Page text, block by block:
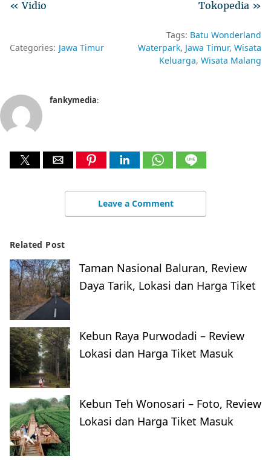
Tokopedia »
« Vidio
Categories: Jawa Timur
Tags: Batu Wonderland
Waterpark Jawa Timur Wisata
Keluarga Wisata Malang
fankymedia:
Leave a Comment
Related Post
Taman Nasional Baluran, Review
Daya Tarik, Lokasi dan Harga Tiket
Kebun Raya Purwodadi – Review
Lokasi dan Harga Tiket Masuk
Kebun Teh Wonosari – Foto, Review
Lokasi dan Harga Tiket Masuk